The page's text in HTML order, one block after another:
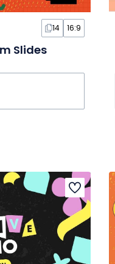
14 16:9
Slides